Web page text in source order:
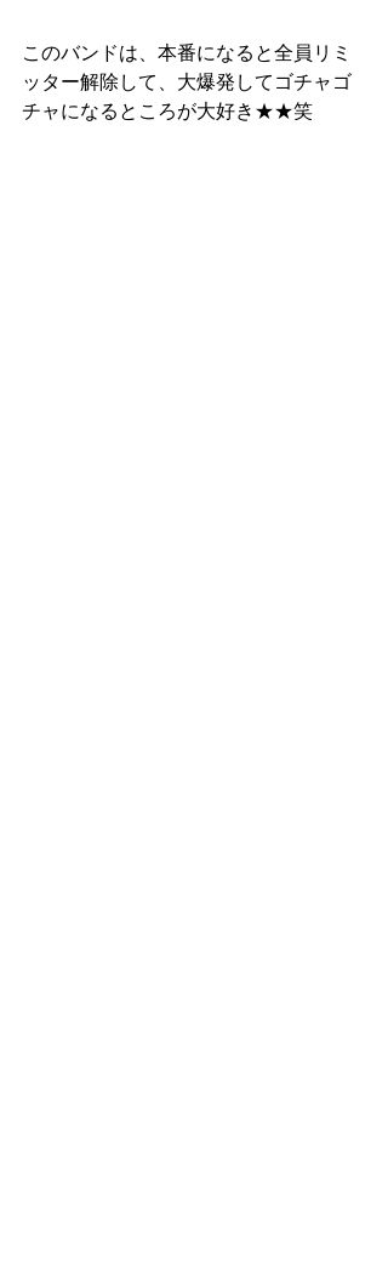
このバンドは、本番になると全員リミ
ッター解除して、大爆発してゴチャゴ
チャになるところが大好き★★笑